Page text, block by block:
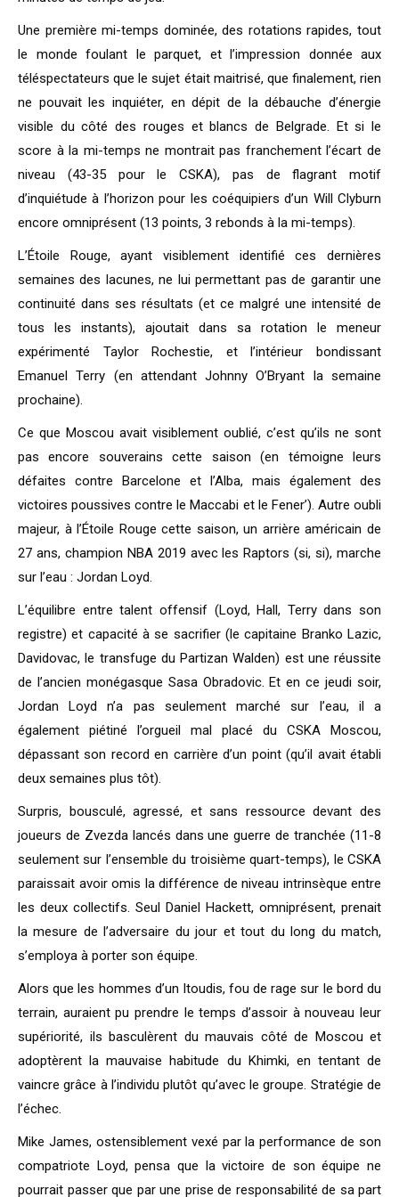
Une première mi-temps dominée, des rotations rapides, tout
le monde foulant le parquet, et l’impression donnée aux
téléspectateurs que le sujet était maitrisé, que finalement, rien
ne pouvait les inquiéter, en dépit de la débauche d’énergie
visible du côté des rouges et blancs de Belgrade. Et si le
score à la mi-temps ne montrait pas franchement l’écart de
niveau (43-35 pour le CSKA), pas de flagrant motif
d’inquiétude à l’horizon pour les coéquipiers d’un Will Clyburn
encore omniprésent (13 points, 3 rebonds à la mi-temps).
L’Étoile Rouge, ayant visiblement identifié ces dernières
semaines des lacunes, ne lui permettant pas de garantir une
continuité dans ses résultats (et ce malgré une intensité de
tous les instants), ajoutait dans sa rotation le meneur
expérimenté Taylor Rochestie, et l’intérieur bondissant
Emanuel Terry (en attendant Johnny O’Bryant la semaine
prochaine).
Ce que Moscou avait visiblement oublié, c’est qu’ils ne sont
pas encore souverains cette saison (en témoigne leurs
défaites contre Barcelone et l’Alba, mais également des
victoires poussives contre le Maccabi et le Fener’). Autre oubli
majeur, à l’Étoile Rouge cette saison, un arrière américain de
27 ans, champion NBA 2019 avec les Raptors (si, si), marche
sur l’eau : Jordan Loyd.
L’équilibre entre talent offensif (Loyd, Hall, Terry dans son
registre) et capacité à se sacrifier (le capitaine Branko Lazic,
Davidovac, le transfuge du Partizan Walden) est une réussite
de l’ancien monégasque Sasa Obradovic. Et en ce jeudi soir,
Jordan Loyd n’a pas seulement marché sur l’eau, il a
également piétiné l’orgueil mal placé du CSKA Moscou,
dépassant son record en carrière d’un point (qu’il avait établi
deux semaines plus tôt).
Surpris, bousculé, agressé, et sans ressource devant des
joueurs de Zvezda lancés dans une guerre de tranchée (11-8
seulement sur l’ensemble du troisième quart-temps), le CSKA
paraissait avoir omis la différence de niveau intrinsèque entre
les deux collectifs. Seul Daniel Hackett, omniprésent, prenait
la mesure de l’adversaire du jour et tout du long du match,
s’employa à porter son équipe.
Alors que les hommes d’un Itoudis, fou de rage sur le bord du
terrain, auraient pu prendre le temps d’assoir à nouveau leur
supériorité, ils basculèrent du mauvais côté de Moscou et
adoptèrent la mauvaise habitude du Khimki, en tentant de
vaincre grâce à l’individu plutôt qu’avec le groupe. Stratégie de
l’échec.
Mike James, ostensiblement vexé par la performance de son
compatriote Loyd, pensa que la victoire de son équipe ne
pourrait passer que par une prise de responsabilité de sa part